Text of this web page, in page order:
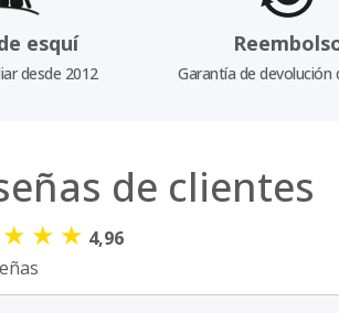
esquí
desde 2012 Garantía de devolución
de clientes
★ ★ ★ 4,96